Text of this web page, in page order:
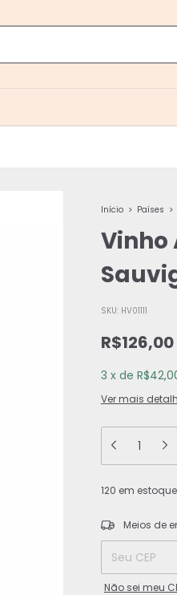
Início > Países >
Vinho
SKU: HV01111
R$126,00
3 x de
Ver mais
120 em estoque
Entregas para o
Meios de
Não sei meu